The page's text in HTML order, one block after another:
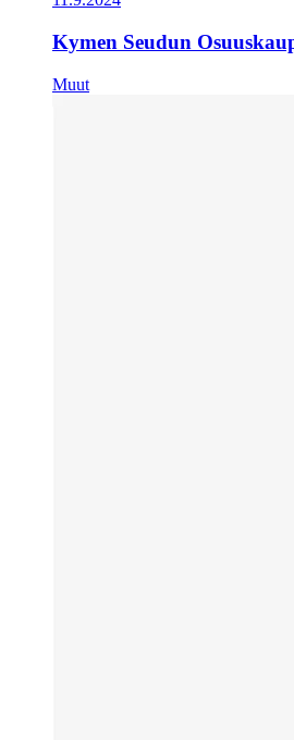
Kymen Seudun
Muut